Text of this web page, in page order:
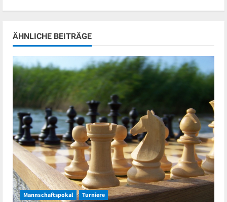
ÄHNLICHE BEITRÄGE
Mannschaftspokal Turniere